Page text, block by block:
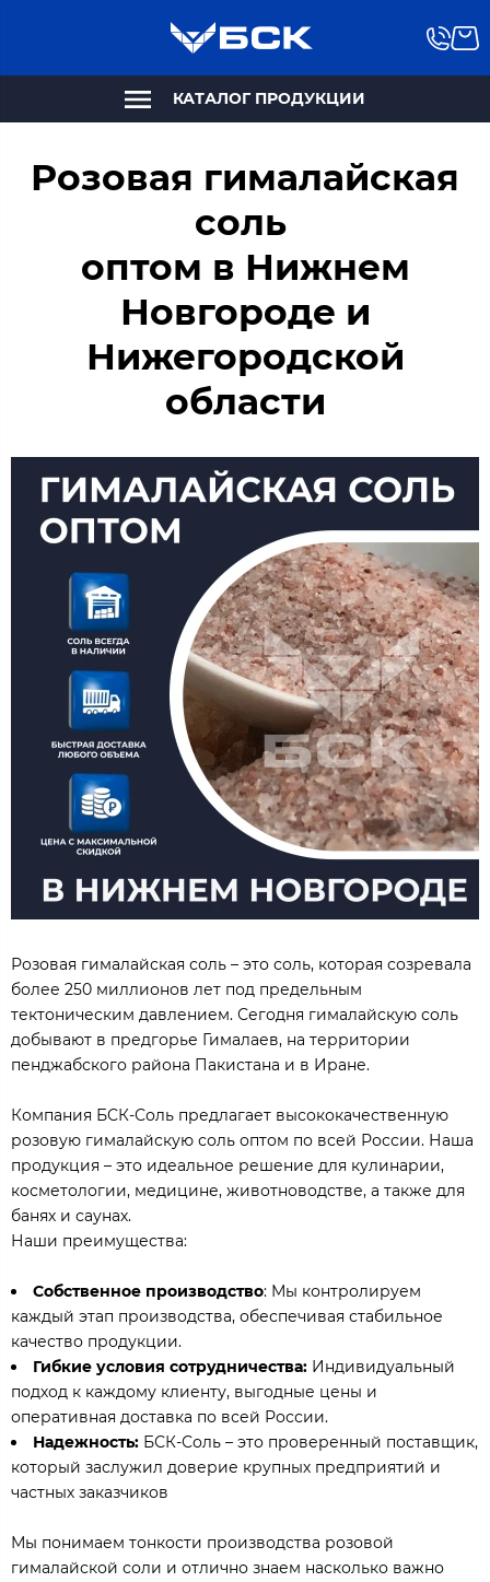
КАТАЛОГ ПРОДУКЦИИ
Розовая гималайская
соль
оптом в Нижнем
Новгороде и
Нижегородской
области
Розовая гималайская соль – это соль, которая созревала
более 250 миллионов лет под предельным
тектоническим давлением. Сегодня гималайскую соль
добывают в предгорье Гималаев, на территории
пенджабского района Пакистана и в Иране.
Компания БСК-Соль предлагает высококачественную
розовую гималайскую соль оптом по всей России. Наша
продукция – это идеальное решение для кулинарии,
косметологии, медицине, животноводстве, а также для
банях и саунах.
Наши преимущества:
Собственное производство: Мы контролируем
каждый этап производства, обеспечивая стабильное
качество продукции.
Гибкие условия сотрудничества: Индивидуальный
подход к каждому клиенту, выгодные цены и
оперативная доставка по всей России.
Надежность: БСК-Соль – это проверенный поставщик,
который заслужил доверие крупных предприятий и
частных заказчиков
Мы понимаем тонкости производства розовой
гималайской соли и отлично знаем насколько важно